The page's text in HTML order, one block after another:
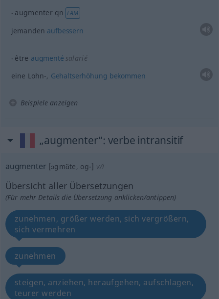
augmenterqn FAM
jemanden aufbessern
être augmenté salarié
eine Lohn-, Gehaltserhöhung bekommen
Beispiele anzeigen
„augmenter“: verbe intransitif
augmenter [ɔgmɑ̃te, og-] v/i
Übersicht aller Übersetzungen
(Für mehr Details die Übersetzung anklicken/antippen)
zunehmen, größer werden, sich vergrößern,
sich vermehren
zunehmen
steigen, anziehen, heraufgehen, aufschlagen,
teurer werden